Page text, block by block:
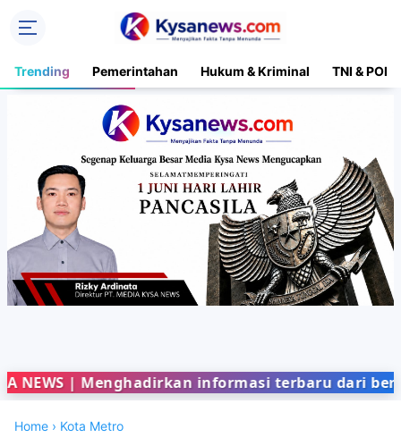
Trending Pemerintahan Hukum & Kriminal TNI &
Menghadirkan informasi terbaru dari berbagai
Home › Kota Metro